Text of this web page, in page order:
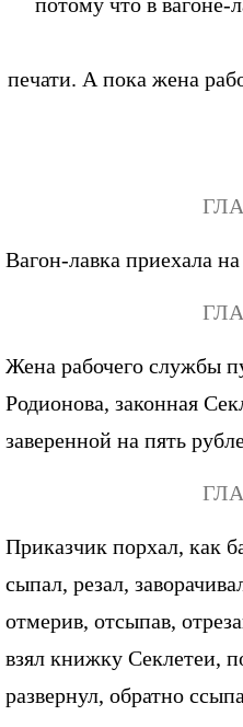
печати. А пока жена
Вагон-лавка приехала
Жена рабочего службы
Родионова, законная
заверенной на пять
Приказчик порхал, как
сыпал, резал,
отмерив, отсыпав,
взял книжку Секлетеи,
развернул, обратно